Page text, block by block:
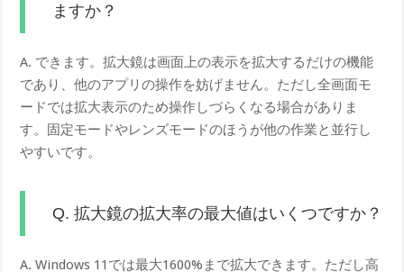
ますか？
A. できます。拡大鏡は画面上の表示を拡大するだけの機能
であり、他のアプリの操作を妨げません。ただし全画面モ
ードでは拡大表示のため操作しづらくなる場合がありま
す。固定モードやレンズモードのほうが他の作業と並行し
やすいです。
Q. 拡大鏡の拡大率の最大値はいくつですか？
A. Windows 11では最大1600%まで拡大できます。ただし高